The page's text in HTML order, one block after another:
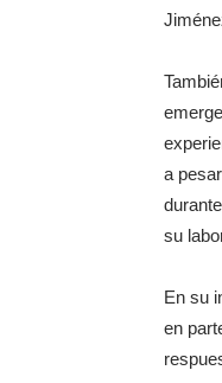
a
su
En su
en